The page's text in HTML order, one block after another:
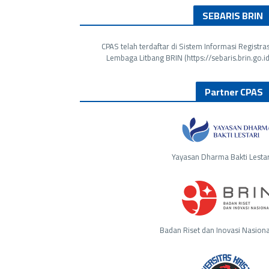
SEBARIS BRIN
CPAS telah terdaftar di Sistem Informasi
Lembaga Litbang BRIN (https://
Partner CPAS
Yayasan Dharma Bakti
Badan Riset dan Inovasi